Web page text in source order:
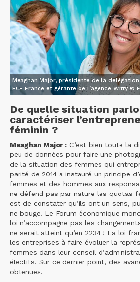
Meaghan Major, présidente de la
FCE France et gérante de l’agence Witty ©
De quelle situation
caractériser
féminin ?
Meaghan Major : C’est bien toute la
peu de données pour faire une
de la situation des femmes qui
parité de 2014 a instauré un principe
femmes et des hommes aux
ne défend pas par nature les quotas
est de constater qu’ils ont un sens,
ne bouge. Le Forum économique
loi n’accompagne pas les
ne serait atteint qu’en 2234 ! La loi
les entreprises à faire évoluer la
femmes dans leur conseil
électifs. Sur ce dernier point, des
obtenues.